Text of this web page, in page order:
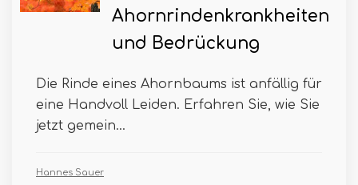
Ahornrindenkrankheiten
und Bedrückung
Die Rinde eines Ahornbaums ist anfällig für
eine Handvoll Leiden. Erfahren Sie, wie Sie
jetzt gemein...
Hannes Sauer